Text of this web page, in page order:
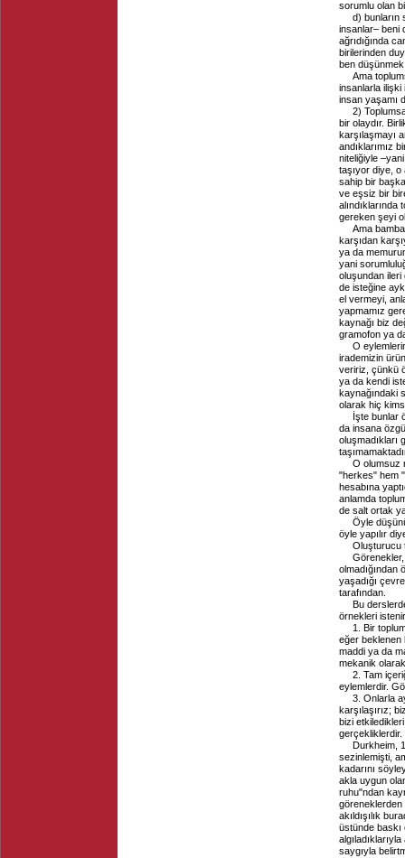
sorumlu olan
d) bunların
insanlar– beni
ağrıdığında
birilerinden
ben
Ama
insanlarla ilişki
insan yaşamı
2)
bir olaydır.
karşılaşmayı
andıklarımız
niteliğiyle
taşıyor diye, o
sahip bir
ve eşsiz bir
gereken şeyi
Ama
karşıdan
ya da
yani
oluşundan ileri
de isteğine
el vermeyi,
yapmamız
kaynağı biz
gramofon ya
O
irademizin
veririz, çünkü
ya da kendi
kaynağındaki
olarak hiç
İşte bunlar
da insana
oluşmadıkları
O olumsuz
"herkes" hem
hesabına
anlamda
de salt ortak
Öyle
öyle yapılır
Oluşturucu
olmadığından
yaşadığı
tarafından.
Bu
örnekleri
1. Bir
eğer beklenen
maddi ya da
mekanik
2. Tam
eylemlerdir.
3. Onlarla
karşılaşırız;
bizi
gerçekliklerdir.
Durkheim,
sezinlemişti,
kadarını
akla uygun
ruhu"ndan
göreneklerden
akıldışılık
üstünde baskı
saygıyla